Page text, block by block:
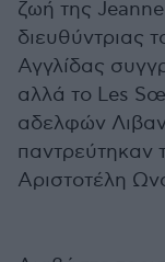
ζωή της
διευθύντριας
Αγγλίδας
αλλά το Les
αδελφών
παντρεύτηκαν
Αριστοτέλη